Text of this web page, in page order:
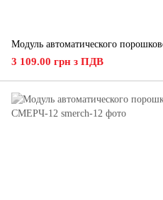
Модуль автоматического
3 109.00 грн з ПДВ